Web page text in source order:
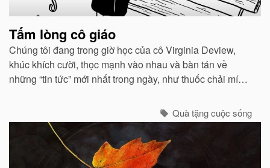
Tấm lòng cô giáo
Chúng tôi đang trong giờ học của cô Virginia Deview,
khúc khích cười, thọc mạnh vào nhau và bàn tán về
những “tin tức” mới nhất trong ngày, như thuốc chải mí
Quà tặng cuộc sống